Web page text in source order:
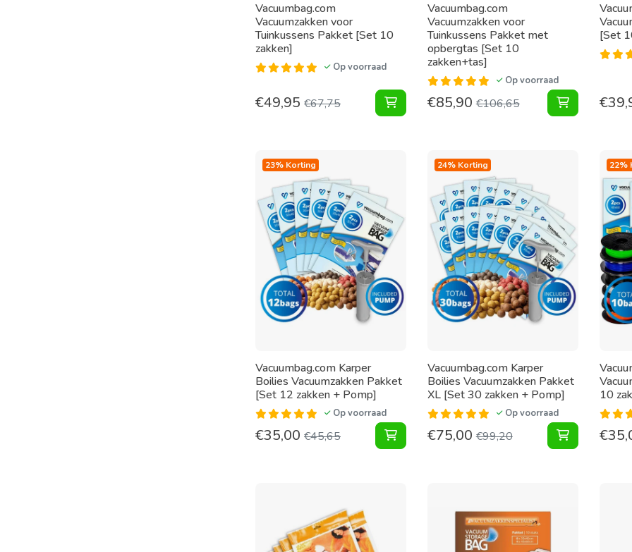
Vacuumbag.com
Vacuumzakken voor
Tuinkussens Pakket [Set 10
zakken]
Op voorraad
€49,95 €67,75 Vacuumzakken voor Tuinkussens Pakket [Set
Vacuumbag.com
Vacuumzakken voor
Tuinkussens Pakket met
opbergtas [Set 10
zakken+tas]
Op voorraad
€85,90€106,65
[Set
€
23% Korting
Vacuumbag.com Karper
Boilies Vacuumzakken Pakket
[Set 12 zakken + Pomp]
Op voorraad
€35,00 €45,65 Karper Boilies Vacuumzakken Pakket [Set 12
24% Korting
Vacuumbag.com Karper
Boilies Vacuumzakken Pakket
XL [Set 30 zakken + Pomp]
Op voorraad
€75,00€99,20 Karper
22%
10
€